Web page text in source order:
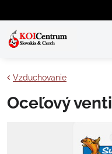
Vzduchovanie
Oceľový